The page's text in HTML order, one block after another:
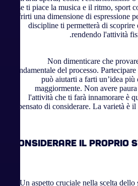
se ti piace la musica e il ritmo, sport
offrirti una dimensione di espressione
discipline ti permetterà di scoprire
rendendo l'attività
Non dimenticare che
fondamentale del processo.
può aiutarti a farti un’idea
maggiormente. Non avere
l'attività che ti farà innamorare è
pensato di considerare. La varietà è
Considerare il proprio
Un aspetto cruciale nella scelta